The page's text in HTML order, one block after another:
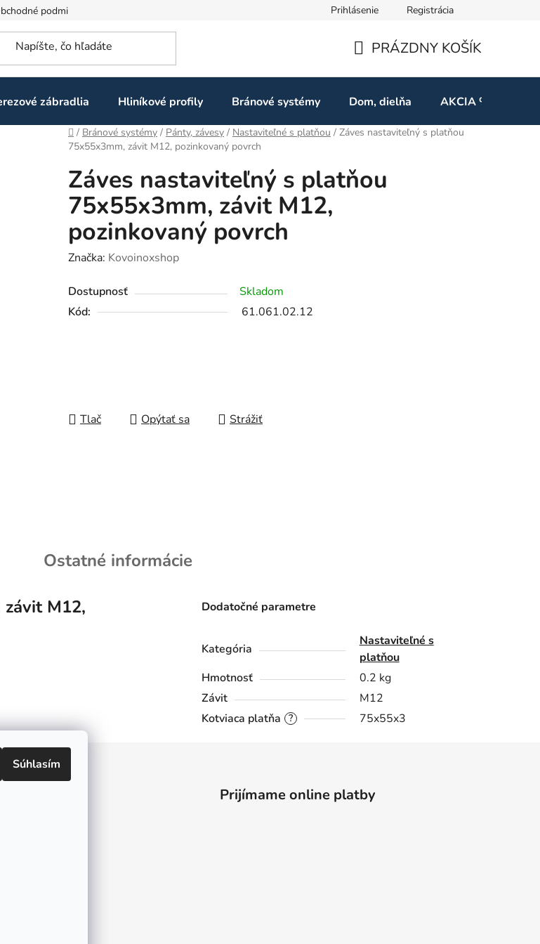
Súhlasím
podmienky Odstúpenie od zmluvy
Prihlásenie Registrácia
KOŠÍK
PRÁZDNY KOŠÍK
zábradlia Hliníkové profily Bránové systémy Dom, dielňa AKCIA %
Domov
/ Bránové systémy / Pánty, závesy / Nastaviteľné s platňou / Záves nastaviteľný s platňou
75x55x3mm, závit M12, pozinkovaný povrch
Záves nastaviteľný s platňou
75x55x3mm, závit M12,
pozinkovaný povrch
Značka: Kovoinoxshop
Dostupnosť
Skladom
Kód:
61.061.02.12
Tlač Opýtať sa Strážiť
Ostatné informácie
M12,
Dodatočné parametre
Kategória
Nastaviteľné s
platňou
Hmotnosť
0.2 kg
Závit
M12
?
Kotviaca platňa 75x55x3
Prijímame online platby